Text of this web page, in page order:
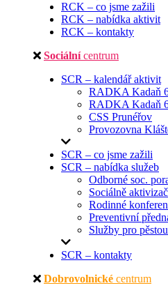
RCK – co jsme zažili
RCK – nabídka aktivit
RCK – kontakty
Sociální centrum
SCR – kalendář aktivit
RADKA Kadaň
RADKA Kadaň
CSS Prunéřov
Provozovna
SCR – co jsme zažili
SCR – nabídka služeb
Odborné soc.
Sociálně
Rodinné
Preventivní
Služby pro
SCR – kontakty
Dobrovolnické centrum